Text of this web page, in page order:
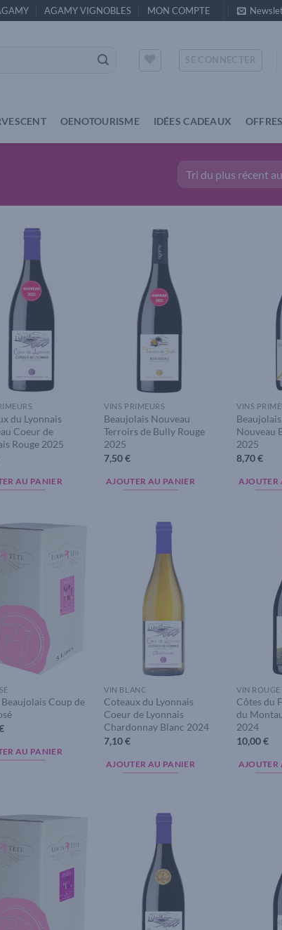
AGAMY VIGNOBLES MON COMPTE
OENOTOURISME IDÉES CADEAUX
du Lyonnais
Coeur de
Rouge 2025
AU PANIER
VINS PRIMEURS
Beaujolais Nouveau
Terroirs de Bully Rouge
2025
7,50€
AJOUTER AU PANIER
VINS
Nouveau
2025
8,70€
AJOUTER
Add to
Coup de
AU PANIER
VIN BLANC
Coteaux du Lyonnais
Coeur de Lyonnais
Chardonnay Blanc 2024
7,10€
AJOUTER AU PANIER
VIN ROUGE
Côtes du
du
2024
10,00€
AJOUTER
Add to